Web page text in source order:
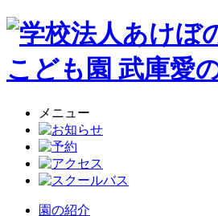
メニュー
園の紹介